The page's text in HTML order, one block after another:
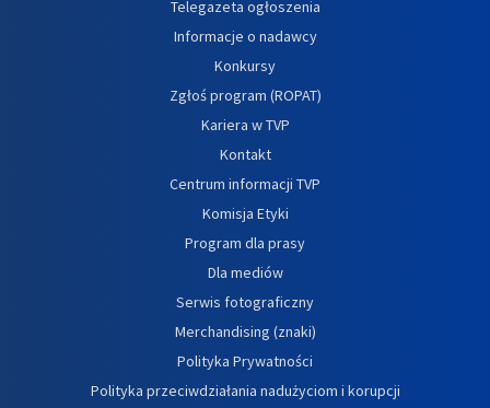
Telegazeta ogłoszenia
Informacje o nadawcy
Konkursy
Zgłoś program (ROPAT)
Kariera w TVP
Kontakt
Centrum informacji TVP
Komisja Etyki
Program dla prasy
Dla mediów
Serwis fotograficzny
Merchandising (znaki)
Polityka Prywatności
Polityka przeciwdziałania nadużyciom i korupcji